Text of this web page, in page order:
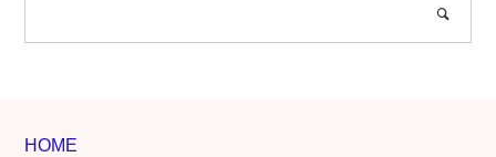
HOME